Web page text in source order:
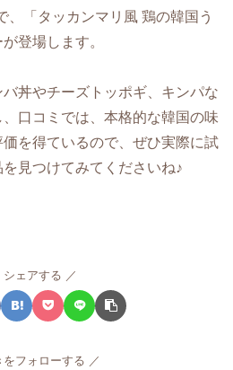
、「タッカンマリ風 鶏の韓国う
登場します。
丼やチーズトッポギ、キンパな
口コミでは、本格的な韓国の味
を得ているので、ぜひ実際に試
見つけてみてくださいね♪
シェアする
をフォローする